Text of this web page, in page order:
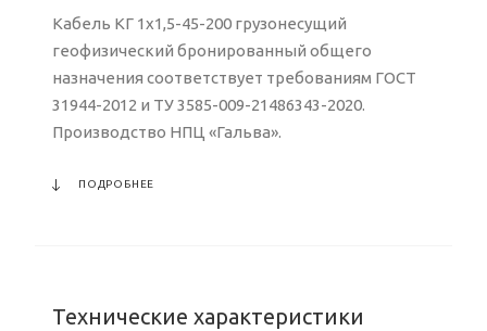
Кабель КГ 1х1,5-45-200 грузонесущий
геофизический бронированный общего
назначения соответствует требованиям ГОСТ
31944-2012 и ТУ 3585-009-21486343-2020.
Производство НПЦ «Гальва».
ПОДРОБНЕЕ
Технические характеристики